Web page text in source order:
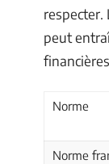
respecter.
peut
Norme
Norme